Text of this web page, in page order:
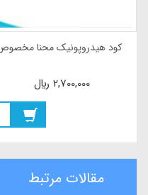
کود هیدروپونیک محنا
3,500,000 ريال
مقالات مرتبط